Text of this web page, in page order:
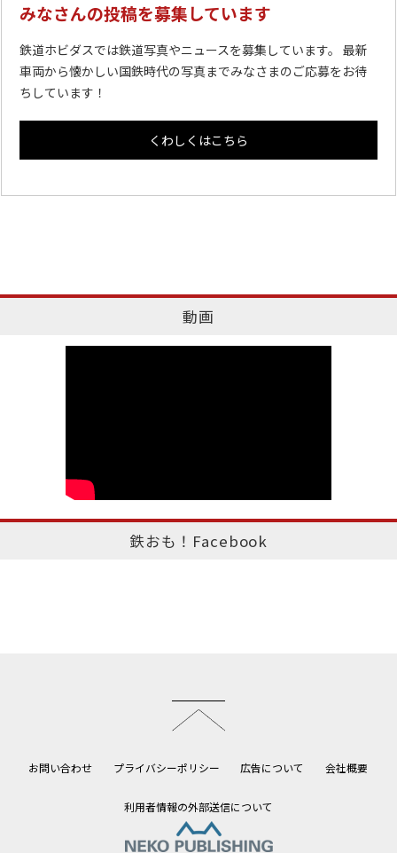
みなさんの投稿を募集しています
鉄道ホビダスでは鉄道写真やニュースを募集しています。 最新
車両から懐かしい国鉄時代の写真までみなさまのご応募をお待
ちしています！
くわしくはこちら
動画
鉄おも！Facebook
お問い合わせ プライバシーポリシー 広告について 会社概要
利用者情報の外部送信について